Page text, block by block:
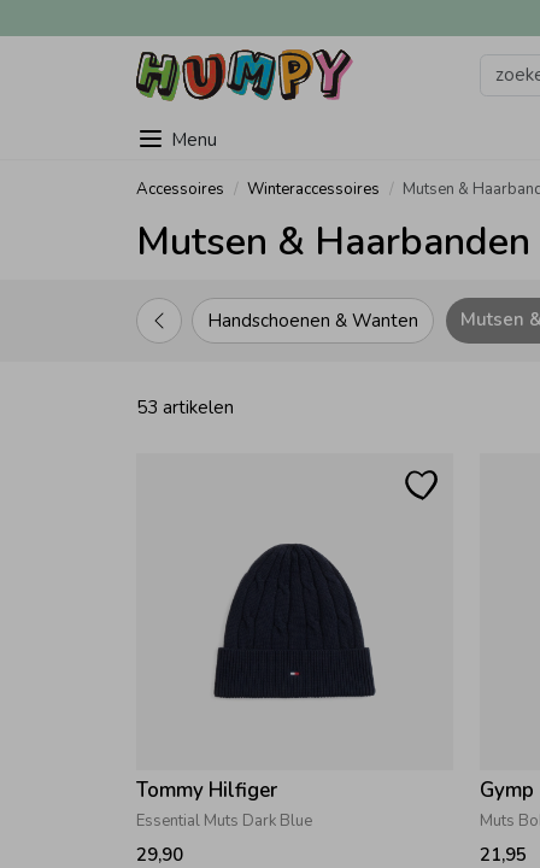
Menu
Accessoires Winteraccessoires Mutsen &
Mutsen &
Handschoenen & Wanten Mutsen
53 artikelen
Tommy Hilfiger
Essential Muts Dark Blue
29,90
Gymp
Muts
21,95